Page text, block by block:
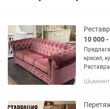
10 000
Предлагаем Вам : •
кресел,
на...